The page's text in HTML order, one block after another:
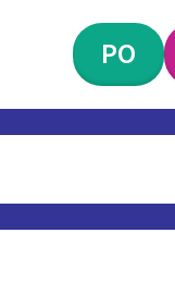
PO